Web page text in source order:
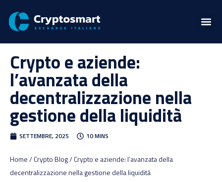
Crypto e aziende:
l’avanzata della
decentralizzazione nella
gestione della liquidità
SETTEMBRE, 2025 10 MINS
Home / Crypto Blog / Crypto e aziende: l’avanzata della
decentralizzazione nella gestione della liquidità